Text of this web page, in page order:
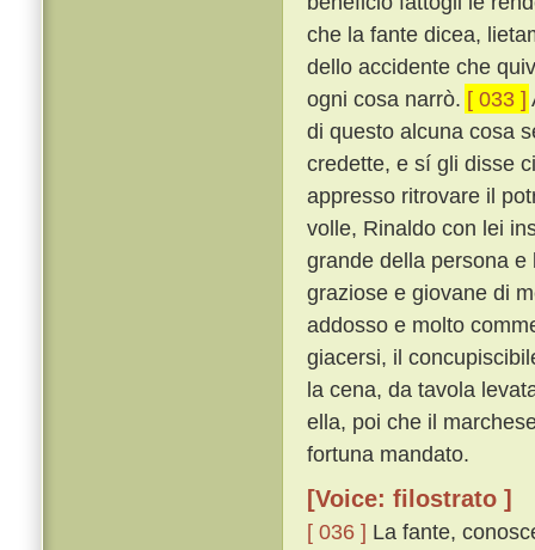
che la fante dicea,
dello accidente che
ogni cosa narrò. [ 033 ]
di questo alcuna cosa
credette, e sí gli disse
appresso ritrovare il
volle, Rinaldo con lei
grande della persona
graziose e giovane di
addosso e molto
giacersi, il
la cena, da tavola
ella, poi che il
fortuna mandato.
[Voice: filostrato ]
[ 036 ] La fante,